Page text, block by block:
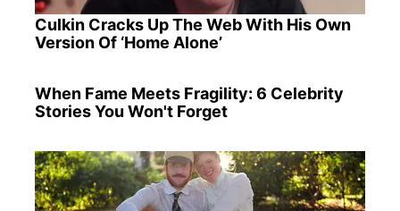
Culkin Cracks Up The Web With His Own
Version Of ‘Home Alone’
When Fame Meets Fragility: 6 Celebrity
Stories You Won't Forget